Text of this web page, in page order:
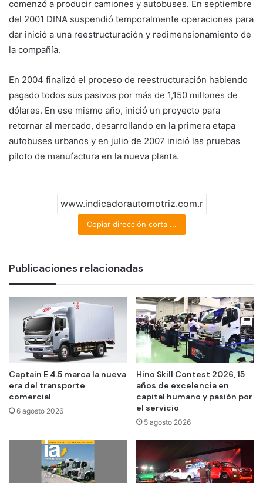
comenzó a producir camiones y autobuses. En septiembre
del 2001 DINA suspendió temporalmente operaciones para
dar inició a una reestructuración y redimensionamiento de
la compañía.
En 2004 finalizó el proceso de reestructuración habiendo
pagado todos sus pasivos por más de 1,150 millones de
dólares. En ese mismo año, inició un proyecto para
retornar al mercado, desarrollando en la primera etapa
autobuses urbanos y en julio de 2007 inició las pruebas
piloto de manufactura en la nueva planta.
Copiar dirección corta ...
Publicaciones relacionadas
Captain E 4.5 marca la nueva
era del transporte
comercial
6 agosto 2026
Hino Skill Contest 2026, 15
años de excelencia en
capital humano y pasión por
el servicio
5 agosto 2026